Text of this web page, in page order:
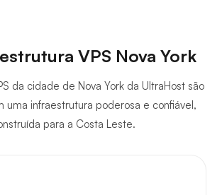
VPS Nova York
da cidade de Nova York da UltraHost são
uma infraestrutura poderosa e confiável,
para a Costa Leste.